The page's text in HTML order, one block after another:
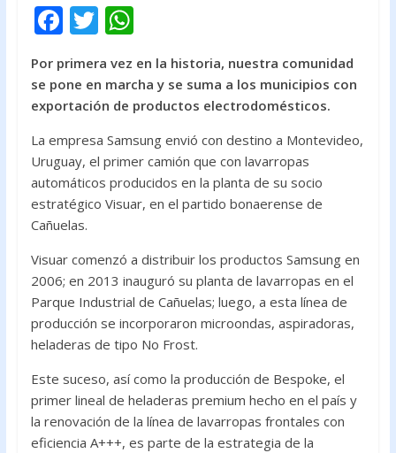
F
ac
e
b
o
o
k
T
itt
er
W
at
s
A
p
p
Por primera vez en la historia, nuestra comunidad
se pone en marcha y se suma a los municipios con
exportación de productos electrodomésticos.
La empresa Samsung envió con destino a Montevideo,
Uruguay, el primer camión que con lavarropas
automáticos producidos en la planta de su socio
estratégico Visuar, en el partido bonaerense de
Cañuelas.
Visuar comenzó a distribuir los productos Samsung en
2006; en 2013 inauguró su planta de lavarropas en el
Parque Industrial de Cañuelas; luego, a esta línea de
producción se incorporaron microondas, aspiradoras,
heladeras de tipo No Frost.
Este suceso, así como la producción de Bespoke, el
primer lineal de heladeras premium hecho en el país y
la renovación de la línea de lavarropas frontales con
eficiencia A+++, es parte de la estrategia de la